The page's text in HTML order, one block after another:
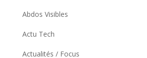
Abdos Visibles
Actu Tech
Actualités / Focus